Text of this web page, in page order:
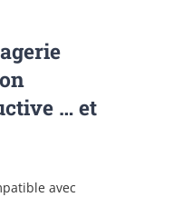
… et
avec